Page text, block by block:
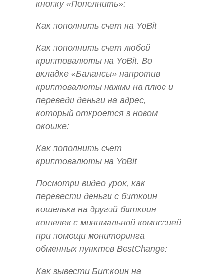
кнопку «Пополнить»:
Как пополнить счет на YoBit
Как пополнить счет любой
криптовалюты на YoBit. Во
вкладке «Балансы» напротив
криптовалюты нажми на плюс и
переведи деньги на адрес,
который откроется в новом
окошке:
Как пополнить счет
криптовалюты на YoBit
Посмотри видео урок, как
перевести деньги с биткоин
кошелька на другой биткоин
кошелек с минимальной комиссией
при помощи мониторинга
обменных пунктов BestChange:
Как вывести Биткоин на